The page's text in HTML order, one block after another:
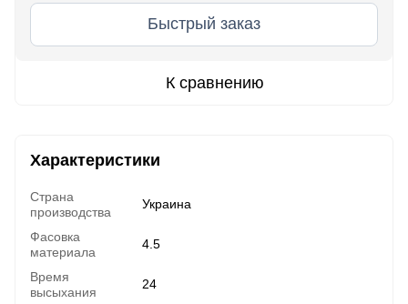
Быстрый заказ
К сравнению
Характеристики
Страна
производства
Украина
Фасовка
материала
4.5
Время
высыхания
24